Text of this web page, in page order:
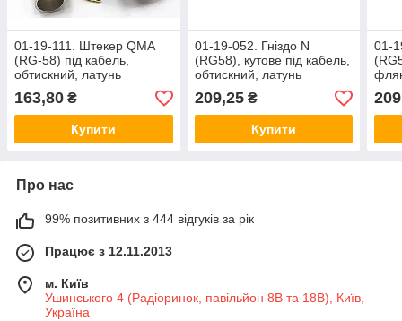
01-19-111. Штекер QMA
(RG-58) під кабель,
обтискний, латунь
163,80 ₴
Купити
01-19-052. Гніздо N
(RG58), кутове під кабель,
обтискний, латунь
209,25₴
Купити
01-
Про нас
99% позитивних з 444 відгуків за рік
Працює з 12.11.2013
м. Київ
Ушинського 4 (Радіоринок, павільйон 8В та 18В), Київ,
Україна